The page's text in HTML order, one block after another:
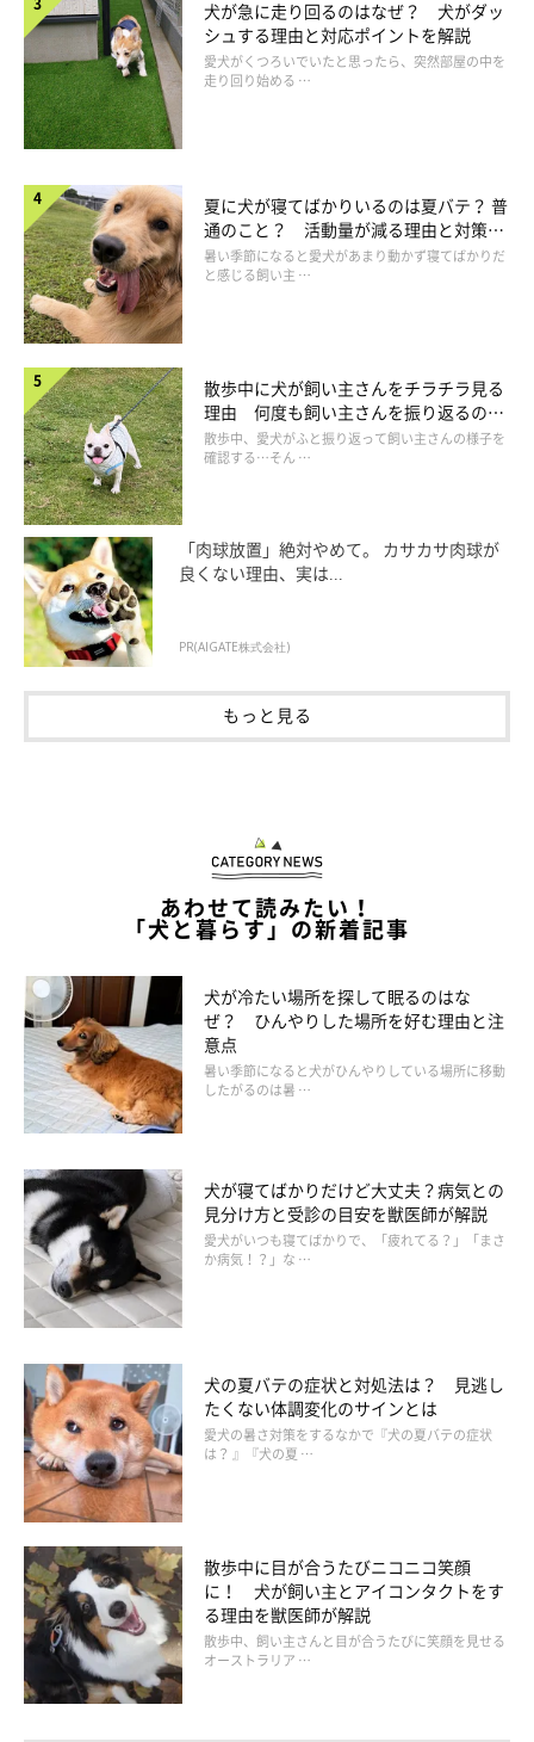
い酸味のある果物。ビタミンCはレモンの60倍、クエン酸やビタ
ミンB群、ミネラルなども豊富で、人にもアンチエイジング効果
があるとされています。酸味が強いので好みがありますが、もし
愛犬が好きなようなら、種を取り除いた上で1～2粒程度を与えて
ブラックベリー
ブラックベリーは、ビタミンやアントシアニン色素などのポリフ
粒とし、お腹の様子をみながら与えていくと良いですね。
カシスは、アントシアニン、ビタミンA・C・Eの抗酸化成分を豊
富に含みます。人の場合は動脈硬化の予防や、視力の改善、アン
チエイジングなどに良いとされています。カシスも食物繊維を多
く含むため、与えすぎには充分注意が必要です。与える場合の目
果物を犬に与える場合の注意点
犬が急に走り回るのはなぜ？ 犬がダッ
シュする理由と対応ポイントを解説
愛犬がくつろいでいたと思ったら、突然部屋の中を
走り回り始める …
夏に犬が寝てばかりいるのは夏バテ？ 普
通のこと？ 活動量が減る理由と対策と
は
暑い季節になると愛犬があまり動かず寝てばかりだ
と感じる飼い主 …
散歩中に犬が飼い主さんをチラチラ見る
理由 何度も飼い主さんを振り返るのは
なぜ？
散歩中、愛犬がふと振り返って飼い主さんの様子を
確認する…そん …
「肉球放置」絶対やめて。 カサカサ肉球が
良くない理由、実は...
PR(AIGATE株式会社)
もっと見る
あわせて読みたい！
「犬と暮らす」の新着記事
犬が冷たい場所を探して眠るのはな
ぜ？ ひんやりした場所を好む理由と注
意点
暑い季節になると犬がひんやりしている場所に移動
したがるのは暑 …
犬が寝てばかりだけど大丈夫？病気との
見分け方と受診の目安を獣医師が解説
愛犬がいつも寝てばかりで、「疲れてる？」「まさ
か病気！？」な …
犬の夏バテの症状と対処法は？ 見逃し
たくない体調変化のサインとは
愛犬の暑さ対策をするなかで『犬の夏バテの症状
は？ 』『犬の夏 …
散歩中に目が合うたびニコニコ笑顔
に！ 犬が飼い主とアイコンタクトをす
る理由を獣医師が解説
散歩中、飼い主さんと目が合うたびに笑顔を見せる
オーストラリア …